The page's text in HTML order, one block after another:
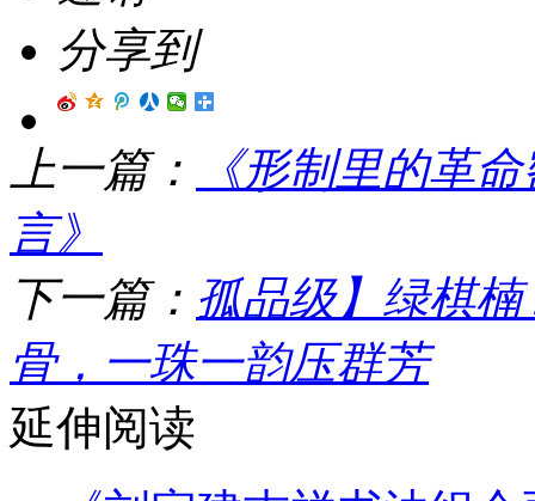
分享到
上一篇：
《形制里的革
言》
下一篇： 孤品级】绿棋
骨，一珠一韵压群芳
延伸阅读